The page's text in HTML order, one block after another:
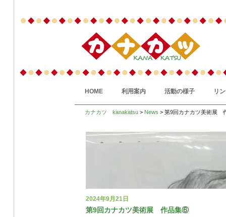
HOME 利用案内 活動の様子 リ
カナカツ kanakatsu > News > 第9回カナカツ美術展
2024年9月21日
第9回カナカツ美術展 作品集⑥